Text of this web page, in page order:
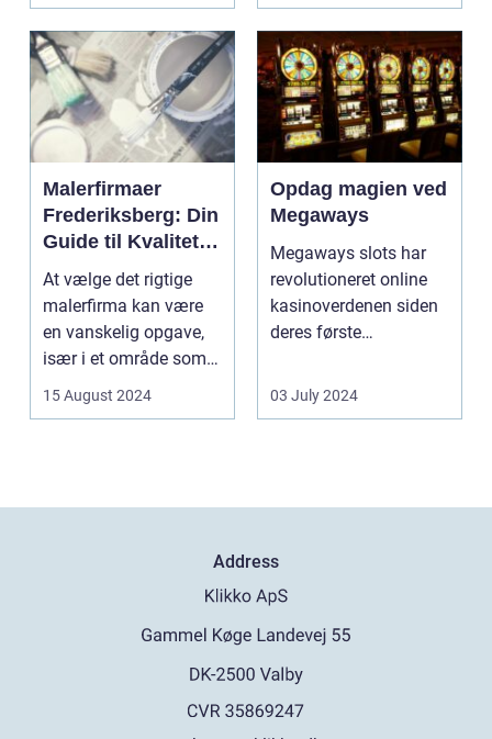
Malerfirmaer
Frederiksberg: Din
Guide til Kvalitet
og Service
At vælge det rigtige
malerfirma kan være
en vanskelig opgave,
især i et område som
15 August 2024
Opdag magien ved
Megaways
Megaways slots har
revolutioneret online
kasinoverdenen siden
deres første
spillea...
03 July 2024
Address